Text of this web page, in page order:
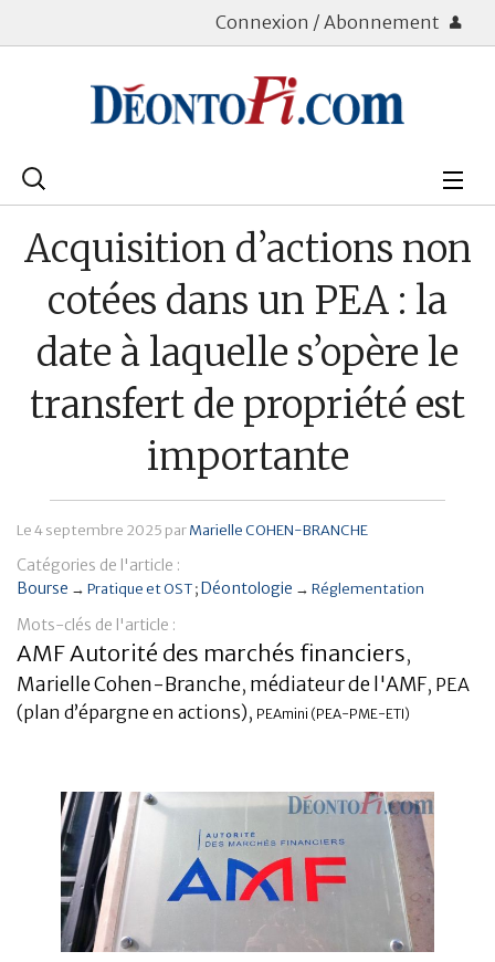
Connexion / Abonnement
Rechercher
Banque
Acquisition d’actions non
cotées dans un PEA : la
date à laquelle s’opère le
transfert de propriété est
importante
Le4 septembre 2025 parMarielle COHEN-BRANCHE
Catégories de l'article :
Bourse → Pratique et OST Déontologie → Réglementation
Mots-clés de l'article :
AMF Autorité des marchés financiers,
Marielle Cohen-Branche, médiateur de l'AMF, PEA
(plan d’épargne en actions), PEAmini (PEA-PME-ETI)